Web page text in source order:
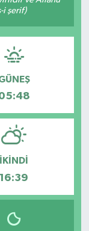
i şerif)
İKINDI
16:39